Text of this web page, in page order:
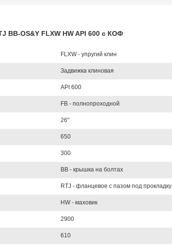
BB-OS&Y FLXW HW API 600 с КОФ
FLXW - упругий клин
Задвижка клиновая
API 600
FB - полнопроходной
26"
650
300
BB - крышка на болтах
RTJ - фланцевое с пазом под прокладку
HW - маховик
2900
610